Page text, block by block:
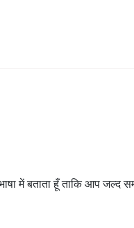
में बताता हूँ ताकि आप जल्द